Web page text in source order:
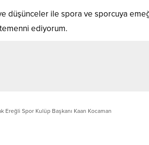
düşünceler ile spora ve sporcuya
temenni ediyorum.
Ereğli Spor Kulüp Başkanı Kaan Kocaman